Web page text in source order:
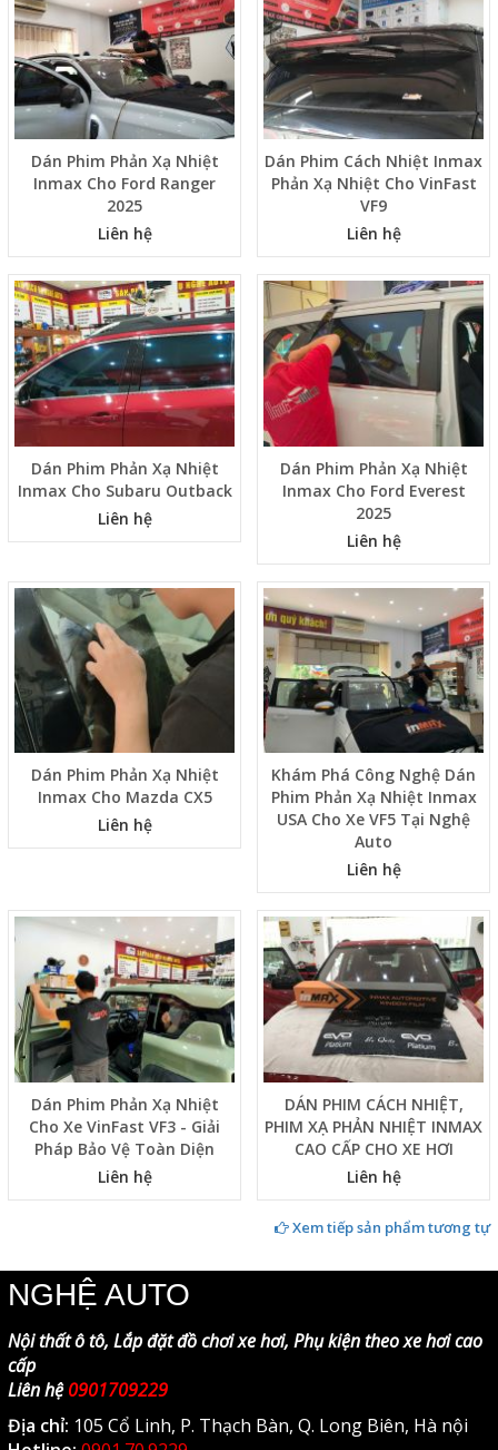
Dán Phim Phản Xạ Nhiệt
Inmax Cho Ford Ranger
2025
Liên hệ
Dán Phim Cách Nhiệt Inmax
Phản Xạ Nhiệt Cho VinFast
VF9
Liên hệ
Dán Phim Phản Xạ Nhiệt
Inmax Cho Subaru Outback
Liên hệ
Dán Phim Phản Xạ Nhiệt
Inmax Cho Ford Everest
2025
Liên hệ
Dán Phim Phản Xạ Nhiệt
Inmax Cho Mazda CX5
Liên hệ
Khám Phá Công Nghệ Dán
Phim Phản Xạ Nhiệt Inmax
USA Cho Xe VF5 Tại Nghệ
Auto
Liên hệ
Dán Phim Phản Xạ Nhiệt
Cho Xe VinFast VF3 - Giải
Pháp Bảo Vệ Toàn Diện
Liên hệ
DÁN PHIM CÁCH NHIỆT,
PHIM XẠ PHẢN NHIỆT INMAX
CAO CẤP CHO XE HƠI
Liên hệ
Xem tiếp sản phẩm tương tự
NGHỆ AUTO
Nội thất ô tô, Lắp đặt đồ chơi xe hơi, Phụ kiện theo xe hơi cao
cấp
Liên hệ 0901709229
Địa chỉ: 105 Cổ Linh, P. Thạch Bàn, Q. Long Biên, Hà nội